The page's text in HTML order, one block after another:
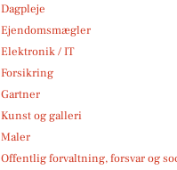
Dagpleje
Ejendomsmægler
Elektronik / IT
Forsikring
Gartner
Kunst og galleri
Maler
Offentlig forvaltning, forsvar og